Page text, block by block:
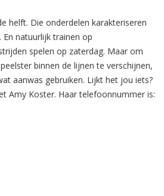
helft. Die onderdelen karakteriseren
En natuurlijk trainen op
spelen op zaterdag. Maar om
binnen de lijnen te verschijnen,
aanwas gebruiken. Lijkt het jou iets?
Amy Koster. Haar telefoonnummer is: